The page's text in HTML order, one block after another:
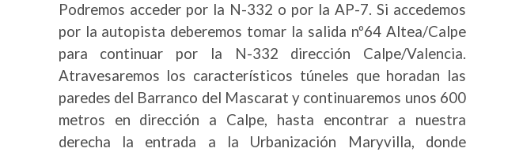
Podremos acceder por la N-332 o por la AP-7. Si accedemos
por la autopista deberemos tomar la salida nº64 Altea/Calpe
para continuar por la N-332 dirección Calpe/Valencia.
Atravesaremos los característicos túneles que horadan las
paredes del Barranco del Mascarat y continuaremos unos 600
metros en dirección a Calpe, hasta encontrar a nuestra
derecha la entrada a la Urbanización Maryvilla, donde